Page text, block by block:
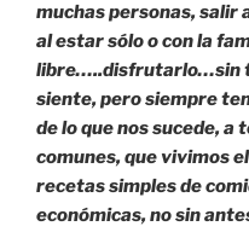
muchas personas, salir
al estar sólo o con la
libre…..disfrutarlo…sin
siente, pero siempre
de lo que nos sucede, a
comunes, que vivimos
recetas simples de
económicas, no sin